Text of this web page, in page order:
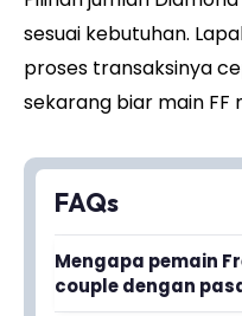
sesuai kebutuhan.
proses transaksinya
sekarang biar main FF
FAQs
Mengapa pemain
couple dengan